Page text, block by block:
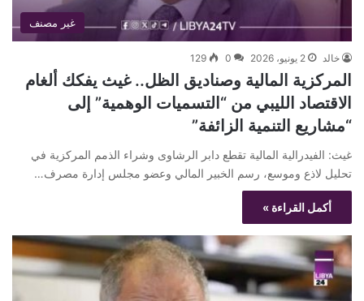
غير مصنف
خالد 2 يونيو، 2026 0
129
المركزية المالية وصناديق الظل.. غيث يفكك ألغام
الاقتصاد الليبي من “التسميات الوهمية” إلى
“مشاريع التنمية الزائفة”
غيث: الفيدرالية المالية تقطع دابر الرشاوى وشراء الذمم المركزية في
تحليل لاذع وموسع، رسم الخبير المالي وعضو مجلس إدارة مصرف…
أكمل القراءة »